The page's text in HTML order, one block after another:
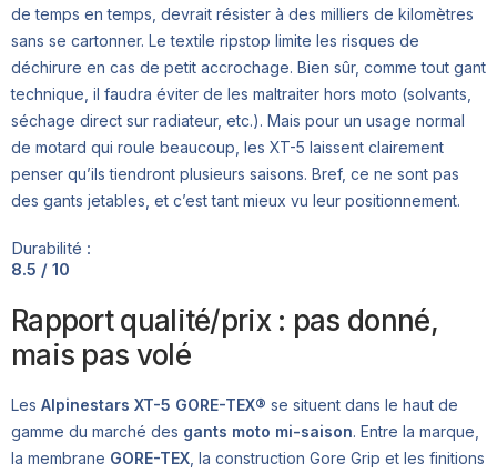
de temps en temps, devrait résister à des milliers de kilomètres
sans se cartonner. Le textile ripstop limite les risques de
déchirure en cas de petit accrochage. Bien sûr, comme tout gant
technique, il faudra éviter de les maltraiter hors moto (solvants,
séchage direct sur radiateur, etc.). Mais pour un usage normal
de motard qui roule beaucoup, les XT-5 laissent clairement
penser qu’ils tiendront plusieurs saisons. Bref, ce ne sont pas
des gants jetables, et c’est tant mieux vu leur positionnement.
Durabilité :
8.5 / 10
Rapport qualité/prix : pas donné,
mais pas volé
Les Alpinestars XT-5 GORE-TEX® se situent dans le haut de
gamme du marché des gants moto mi-saison. Entre la marque,
la membrane GORE-TEX , la construction Gore Grip et les finitions